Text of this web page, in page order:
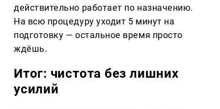
действительно работает по назначению.
На всю процедуру уходит 5 минут на
подготовку — остальное время просто
ждёшь.
Итог: чистота без лишних
усилий